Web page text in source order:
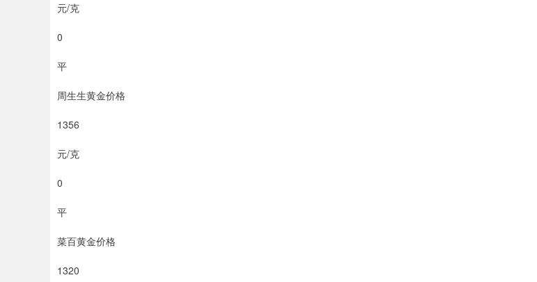
元/克
0
平
周生生黄金价格
1356
元/克
0
平
菜百黄金价格
1320